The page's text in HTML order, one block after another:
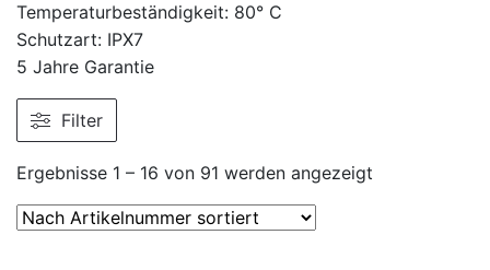
Temperaturbeständigkeit: 80° C
Schutzart: IPX7
5 Jahre Garantie
Filter
Ergebnisse 1 – 16 von 91 werden angezeigt